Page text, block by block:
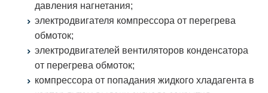
давления нагнетания;
электродвигателя компрессора от перегрева
обмоток;
электродвигателей вентиляторов конденсатора
от перегрева обмоток;
компрессора от попадания жидкого хладагента в